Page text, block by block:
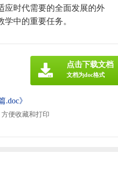
应时代需要的全面发展的外
中的重要任务。
.doc》
便收藏和打印
点击下载文档
文档为doc格式